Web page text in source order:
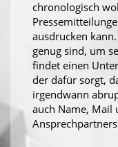
chronologisch
ausdrucken
genug sind, um
findet einen
der dafür sorgt,
irgendwann
auch Name, Mail